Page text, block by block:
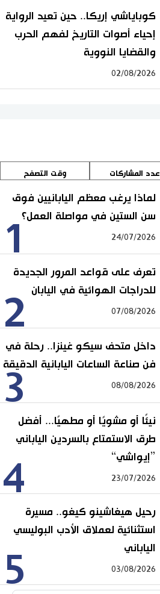
كوباياشي إريكا.. حين تعيد الرواية
إحياء أصوات التاريخ لفهم الحرب
والقضايا النووية
02/08/2026
عدد المشاركات وقت التصفح
1
لماذا يرغب معظم اليابانيين فوق
سن الستين في مواصلة العمل؟
24/07/2026
2
تعرف على قواعد المرور الجديدة
للدراجات الهوائية في اليابان
07/08/2026
3
داخل متحف سيكو غينزا.. رحلة في
فن صناعة الساعات اليابانية الدقيقة
08/08/2026
4
نيئًا أو مشويًا أو مطهيًا... أفضل
طرق الاستمتاع بالسردين الياباني
”إيواشي“
23/07/2026
5
رحيل هيغاشينو كيغو.. مسيرة
استثنائية لعملاق الأدب البوليسي
الياباني
03/08/2026